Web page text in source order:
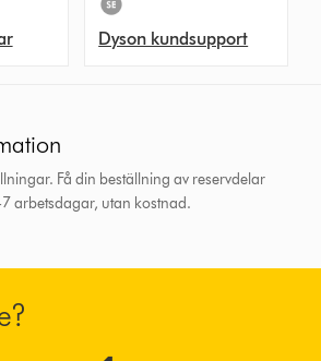
Dyson kundsupport
Få din beställning av reservdelar
arbetsdagar, utan kostnad.